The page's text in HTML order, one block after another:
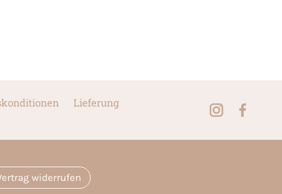
Lieferung
widerrufen